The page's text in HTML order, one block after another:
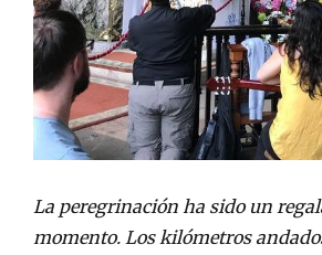
La peregrinación ha sido un
momento. Los kilómetros